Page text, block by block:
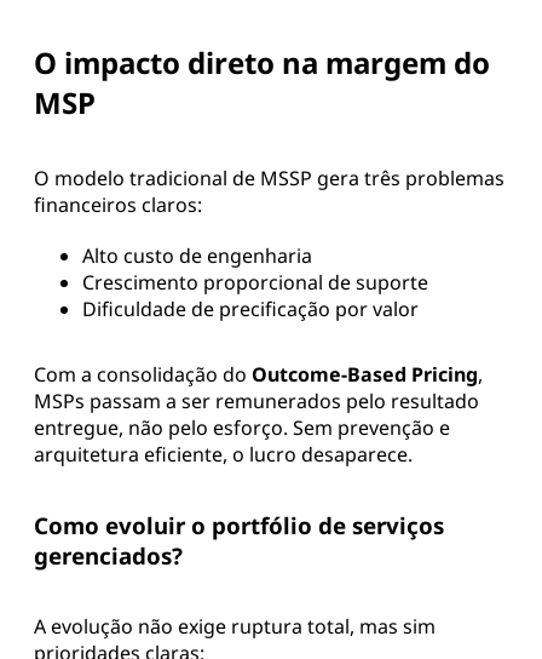
O impacto direto na margem do
MSP
O modelo tradicional de MSSP gera três problemas
financeiros claros:
Alto custo de engenharia
Crescimento proporcional de suporte
Dificuldade de precificação por valor
Com a consolidação do Outcome-Based Pricing,
MSPs passam a ser remunerados pelo resultado
entregue, não pelo esforço. Sem prevenção e
arquitetura eficiente, o lucro desaparece.
Como evoluir o portfólio de serviços
gerenciados?
A evolução não exige ruptura total, mas sim
prioridades claras: